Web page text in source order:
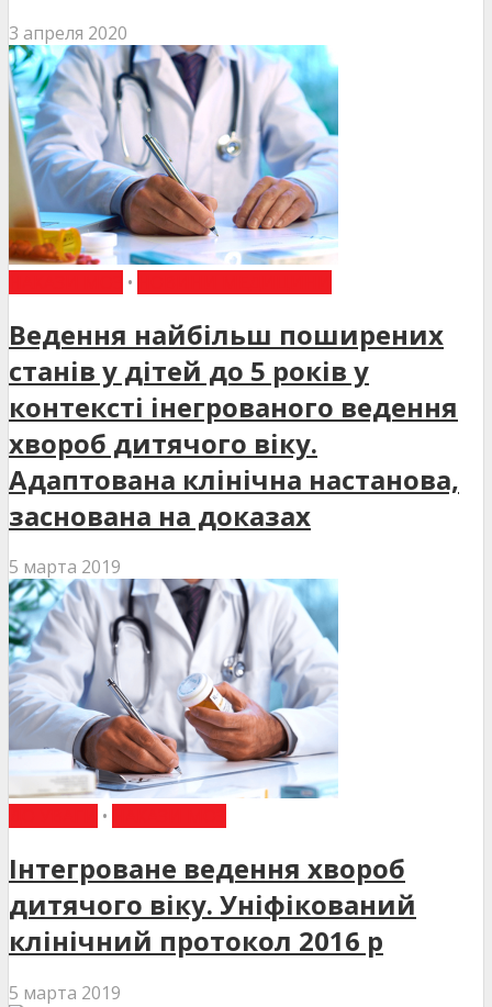
3 апреля 2020
•
Ведення найбільш поширених
станів у дітей до 5 років у
контексті інегрованого ведення
хвороб дитячого віку.
Адаптована клінічна настанова,
заснована на доказах
5 марта 2019
•
Інтегроване ведення хвороб
дитячого віку. Уніфікований
клінічний протокол 2016 р
5 марта 2019